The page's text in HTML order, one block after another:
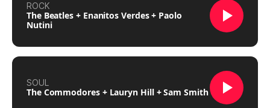
ROCK
The Beatles + Enanitos Verdes + Paolo
Nutini
SOUL
The Commodores + Lauryn Hill + Sam Smith